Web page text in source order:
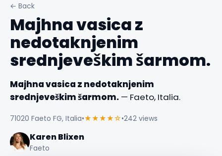
← Back
Majhna vasica z
nedotaknjenim
srednjeveškim šarmom.
Majhna vasica z nedotaknjenim
srednjeveškim šarmom. — Faeto, Italia.
71020 Faeto FG, Italia•★★★★☆•242 views
Karen Blixen
Faeto